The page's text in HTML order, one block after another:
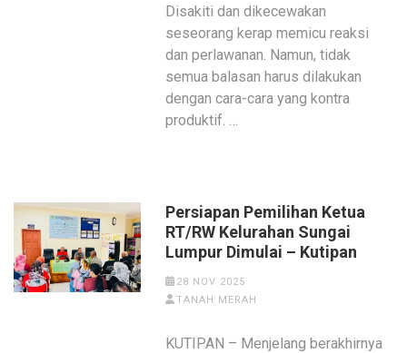
Disakiti dan dikecewakan
seseorang kerap memicu reaksi
dan perlawanan. Namun, tidak
semua balasan harus dilakukan
dengan cara-cara yang kontra
produktif. …
Persiapan Pemilihan Ketua
RT/RW Kelurahan Sungai
Lumpur Dimulai – Kutipan
28 NOV 2025
TANAH MERAH
KUTIPAN – Menjelang berakhirnya